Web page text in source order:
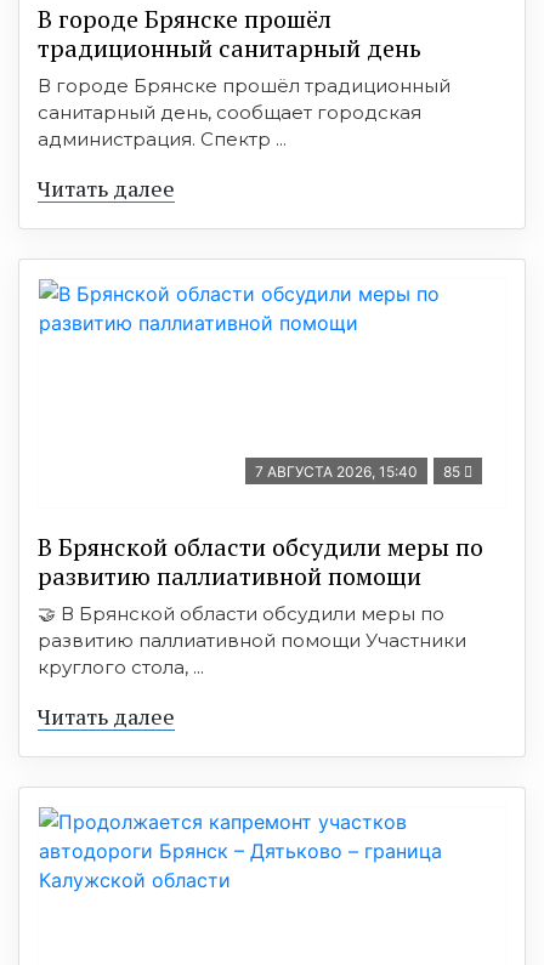
В городе Брянске прошёл
традиционный санитарный день
В городе Брянске прошёл традиционный
санитарный день, сообщает городская
администрация. Спектр ...
Читать далее
7 АВГУСТА 2026, 15:40 85
В Брянской области обсудили меры по
развитию паллиативной помощи
🤝 В Брянской области обсудили меры по
развитию паллиативной помощи Участники
круглого стола, ...
Читать далее